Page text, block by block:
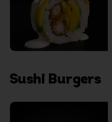
Sushi Burgers